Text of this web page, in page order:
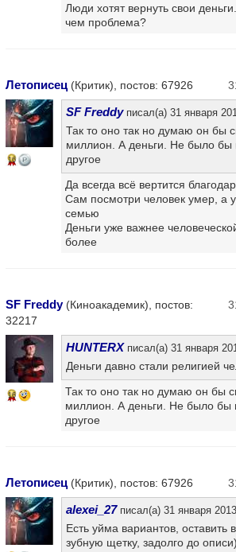
Люди хотят вернуть свои
чем проблема?
Летописец (Критик), постов: 67926
16
SF Freddyписал(а) 31 января
Так то оно так но думаю он бы
миллион. А деньги. Не было бы
другое
Да всегда всё вертится
Сам посмотри человек умер, а
семью
Деньги уже важнее
более
SF Freddy(Киноакадемик), постов:
32217
16
HUNTERXписал(а) 31 января
Деньги давно стали религией
Так то оно так но думаю он бы
миллион. А деньги. Не было бы
другое
Летописец (Критик), постов: 67926
alexei_27писал(а) 31 января
Есть уйма вариантов, оставить
зубную щетку, задолго до описи)